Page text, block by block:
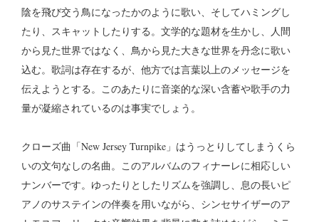
陰を飛び交う鳥になったかのように歌い、そしてハミングし
たり、スキャットしたりする。文学的な題材を生かし、人間
から見た世界ではなく、鳥から見た大きな世界を丹念に歌い
込む。歌詞は存在するが、他方では言葉以上のメッセージを
伝えようとする。このあたりに音楽的な深い含蓄や歌手の力
量が凝縮されているのは事実でしょう。
クローズ曲「New Jersey Turnpike」はうっとりしてしまうくら
いの文句なしの名曲。このアルバムのフィナーレに相応しい
ナンバーです。ゆったりとしたリズムを強調し、息の長いピ
アノのサステインの伴奏を用いながら、シンセサイザーのア